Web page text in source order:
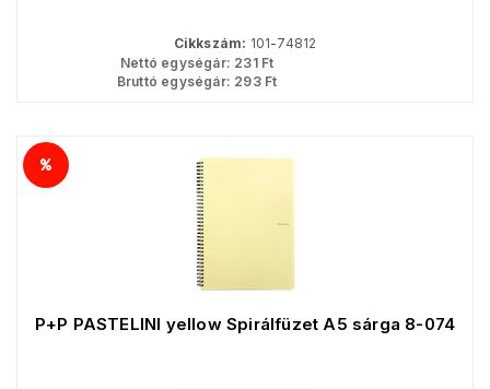
Cikkszám: 101-74812
Nettó egységár: 231Ft
Bruttó egységár: 293Ft
P+P PASTELINI yellow Spirálfüzet A5 sárga 8-074